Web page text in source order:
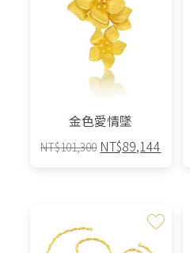
金色愛情墜
NT$101,300 原
NT$101,300。
NT$89,144